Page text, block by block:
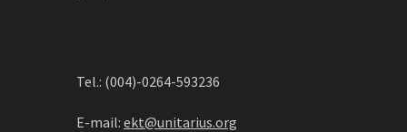
Tel.: (004)-0264-593236
E-mail: ekt@unitarius.org